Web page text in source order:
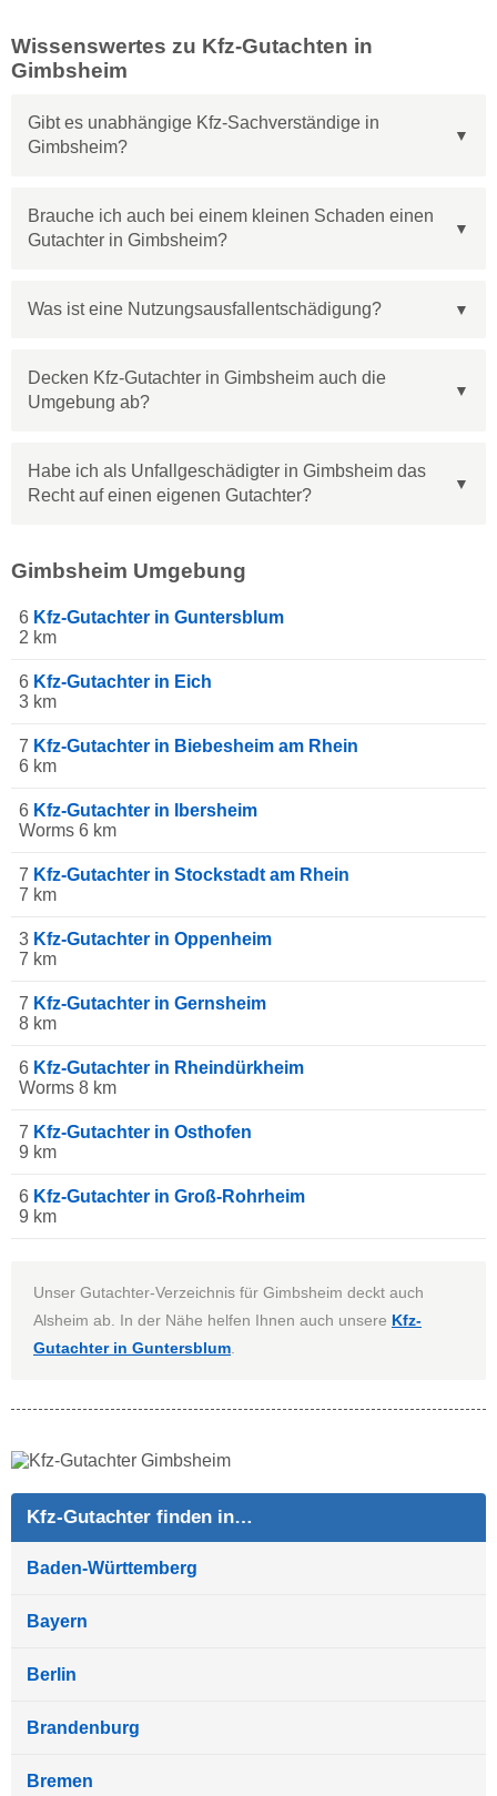
Wissenswertes zu Kfz-Gutachten in
Gimbsheim
Gibt es unabhängige Kfz-Sachverständige in
Gimbsheim?
Brauche ich auch bei einem kleinen Schaden einen
Gutachter in Gimbsheim?
Was ist eine Nutzungsausfallentschädigung?
Decken Kfz-Gutachter in Gimbsheim auch die
Umgebung ab?
Habe ich als Unfallgeschädigter in Gimbsheim das
Recht auf einen eigenen Gutachter?
Gimbsheim Umgebung
6 Kfz-Gutachter in Guntersblum
2 km
6 Kfz-Gutachter in Eich
3 km
7 Kfz-Gutachter in Biebesheim am Rhein
6 km
6 Kfz-Gutachter in Ibersheim
Worms 6 km
7 Kfz-Gutachter in Stockstadt am Rhein
7 km
3 Kfz-Gutachter in Oppenheim
7 km
7 Kfz-Gutachter in Gernsheim
8 km
6 Kfz-Gutachter in Rheindürkheim
Worms 8 km
7 Kfz-Gutachter in Osthofen
9 km
6 Kfz-Gutachter in Groß-Rohrheim
9 km
Unser Gutachter-Verzeichnis für Gimbsheim deckt auch
Alsheim ab. In der Nähe helfen Ihnen auch unsere Kfz-
Gutachter in Guntersblum.
Kfz-Gutachter finden in…
Baden-Württemberg
Bayern
Berlin
Brandenburg
Bremen